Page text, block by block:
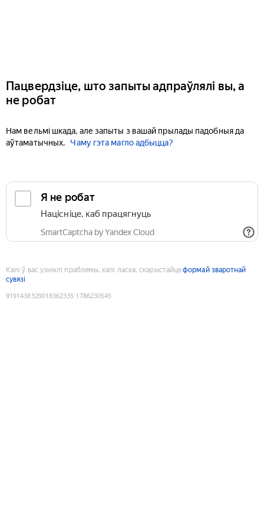
Пацвердзіце, што запыты адпраўлялі вы, а
не робат
Нам вельмі шкада, але запыты з вашай прылады падобныя да
аўтаматычных.
Чаму гэта магло адбыцца?
Я не робат
Націсніце, каб працягнуць
SmartCaptcha by Yandex Cloud
Калі ў вас узніклі праблемы, калі ласка, скарыстайцеформай зваротнай
сувязі
9191438329018362335:1786230545